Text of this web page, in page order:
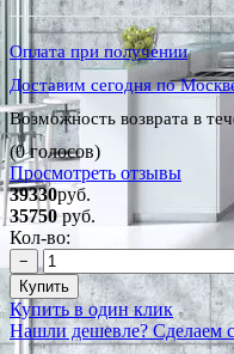
Оплата при получении
Доставим сегодня по
Возможность возврата в
(0 голосов)
Просмотреть отзывы
39330руб.
35750руб.
Кол-во:
−
Купить
Купить в один клик
Нашли дешевле? Сделаем